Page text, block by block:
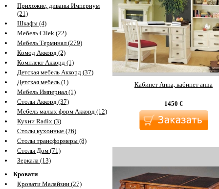
Прихожие, диваны Империум
(21)
Шкафы (4)
Мебель Cilek (22)
Мебель Терминал (279)
Комод Аккорд (2)
Комплект Аккорд (1)
Детская мебель Аккорд (37)
Детская мебель (1)
Мебель Империал (1)
Столы Аккорд (37)
Мебель малых форм Аккорд (12)
Кухни Radix (3)
Столы кухонные (26)
Столы трансформеры (8)
Столы Дом (71)
Зеркала (13)
Кровати
Кровати Малайзии (27)
Кабинет Анна, кабинет anna
1450 €